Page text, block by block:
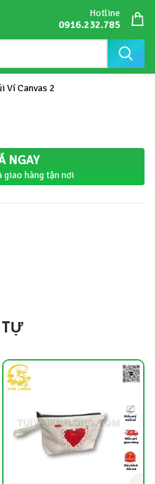
Hotline
0916.232.785
Ví Canvas 2
NGAY
giao hàng tận nơi